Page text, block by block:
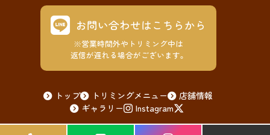
お問い合わせはこちらから
※営業時間外やトリミング中は
返信が遅れる場合がございます。
トップ トリミングメニュー
店舗情報
ギャラリー
Instagram